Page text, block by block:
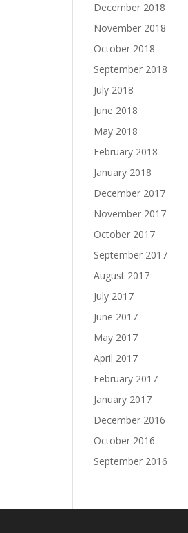
December 2018
November 2018
October 2018
September 2018
July 2018
June 2018
May 2018
February 2018
January 2018
December 2017
November 2017
October 2017
September 2017
August 2017
July 2017
June 2017
May 2017
April 2017
February 2017
January 2017
December 2016
October 2016
September 2016